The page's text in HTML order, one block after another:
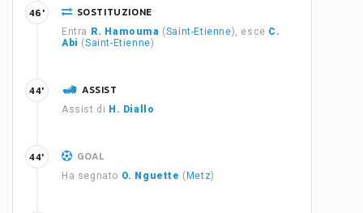
SOSTITUZIONE
Entra R. Hamouma (Saint-Etienne), esce C.
Abi (Saint-Etienne)
46'
ASSIST
Assist di H. Diallo
44'
GOAL
Ha segnato O. Nguette ( Metz)
44'